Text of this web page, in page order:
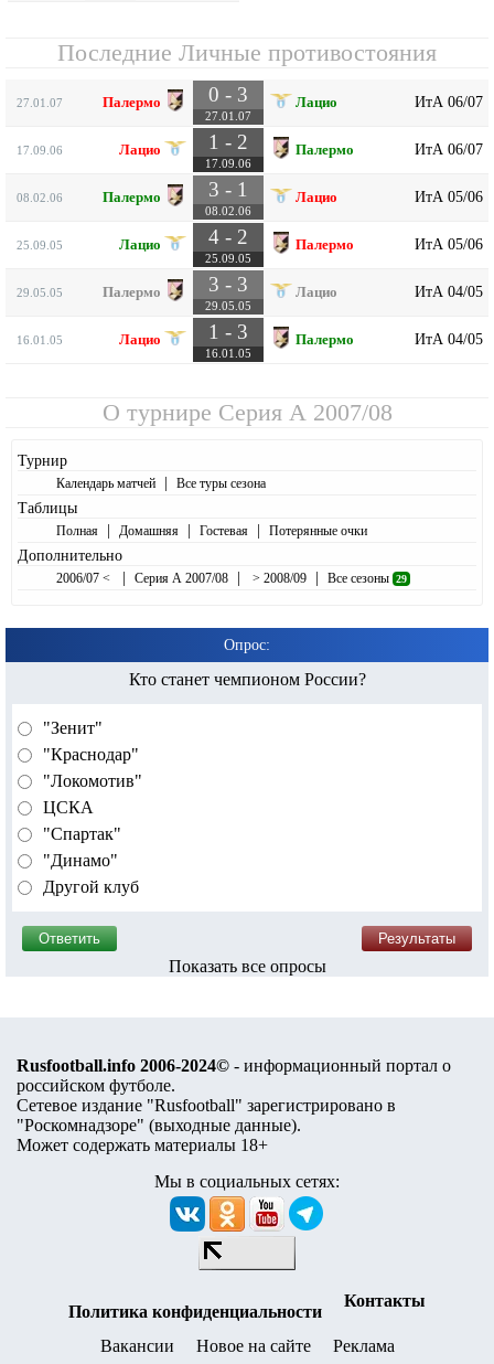
Последние Личные противостояния
27.01.07 Палермо 0 - 3
27.01.07
Лацио ИтА 06/07
17.09.06 Лацио 1 - 2
17.09.06
Палермо ИтА 06/07
08.02.06 Палермо 3 - 1
08.02.06
Лацио ИтА 05/06
25.09.05 Лацио 4 - 2
25.09.05
Палермо ИтА 05/06
29.05.05 Палермо 3 - 3
29.05.05
Лацио ИтА 04/05
16.01.05 Лацио 1 - 3
16.01.05
Палермо ИтА 04/05
О турнире Серия А 2007/08
Турнир
Календарь матчей | Все туры сезона
Таблицы
Полная | Домашняя | Гостевая | Потерянные очки
Дополнительно
2006/07 < | Серия А 2007/08 | > 2008/09 | Все сезоны 29
Опрос:
Кто станет чемпионом России?
"Зенит"
"Краснодар"
"Локомотив"
ЦСКА
"Спартак"
"Динамо"
Другой клуб
Показать все опросы
Rusfootball.info 2006-2024© - информационный портал о
российском футболе.
Сетевое издание "Rusfootball" зарегистрировано в
"Роскомнадзоре" (выходные данные).
Может содержать материалы 18+
Мы в социальных сетях:
Политика конфиденциальности
Контакты
Вакансии Новое на сайте Реклама